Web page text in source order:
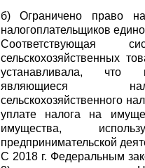
б) Ограничено право
налогоплательщиков
Соответствующая
сельскохозяйственных
устанавливала, что
являющиеся
сельскохозяйственного
уплате налога на
имущества,
предпринимательской
С 2018 г. Федеральным